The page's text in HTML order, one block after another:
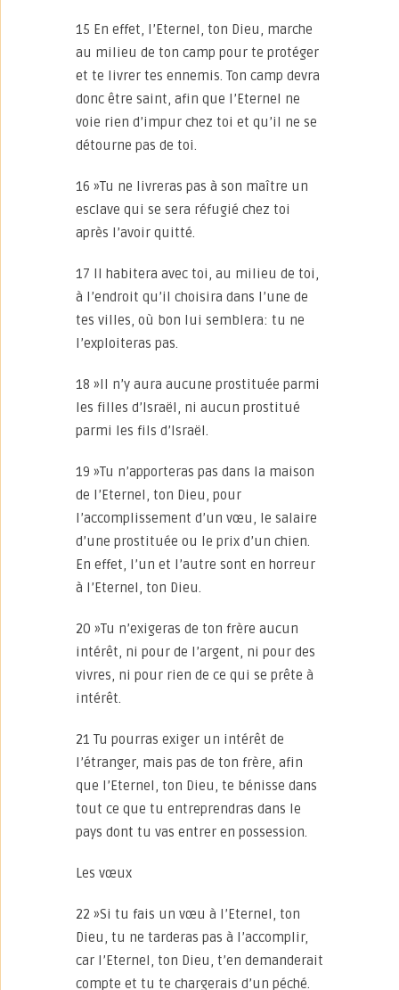
15 En effet, l’Eternel, ton Dieu, marche
au milieu de ton camp pour te protéger
et te livrer tes ennemis. Ton camp devra
donc être saint, afin que l’Eternel ne
voie rien d’impur chez toi et qu’il ne se
détourne pas de toi.
16 »Tu ne livreras pas à son maître un
esclave qui se sera réfugié chez toi
après l’avoir quitté.
17 Il habitera avec toi, au milieu de toi,
à l’endroit qu’il choisira dans l’une de
tes villes, où bon lui semblera: tu ne
l’exploiteras pas.
18 »Il n’y aura aucune prostituée parmi
les filles d’Israël, ni aucun prostitué
parmi les fils d’Israël.
19 »Tu n’apporteras pas dans la maison
de l’Eternel, ton Dieu, pour
l’accomplissement d’un vœu, le salaire
d’une prostituée ou le prix d’un chien.
En effet, l’un et l’autre sont en horreur
à l’Eternel, ton Dieu.
20 »Tu n’exigeras de ton frère aucun
intérêt, ni pour de l’argent, ni pour des
vivres, ni pour rien de ce qui se prête à
intérêt.
21 Tu pourras exiger un intérêt de
l’étranger, mais pas de ton frère, afin
que l’Eternel, ton Dieu, te bénisse dans
tout ce que tu entreprendras dans le
pays dont tu vas entrer en possession.
Les vœux
22 »Si tu fais un vœu à l’Eternel, ton
Dieu, tu ne tarderas pas à l’accomplir,
car l’Eternel, ton Dieu, t’en demanderait
compte et tu te chargerais d’un péché.